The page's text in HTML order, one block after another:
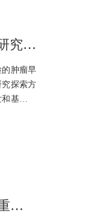
国内首个液体活检多组学大型肠癌早筛研究登陆JHO，世和基因MERCURY技术展现优异性能
肿瘤早
探索方
基因在
下，敏
杂志
IF=17.4！DECIPHER系列早筛研究又一重要成果登陆肝脏病学顶级期刊HEPATOLOGY